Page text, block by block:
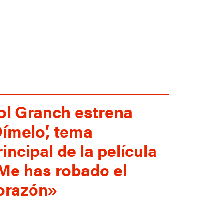
Granch estrena
tema
de la película
has robado el